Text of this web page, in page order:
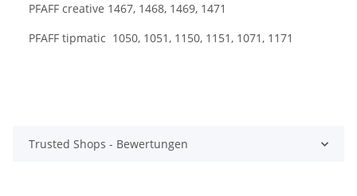
PFAFF creative 1467, 1468, 1469, 1471
PFAFF tipmatic 1050, 1051, 1150, 1151, 1071, 1171
Trusted Shops - Bewertungen